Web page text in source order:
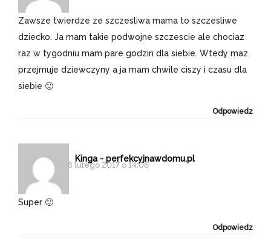
Zawsze twierdze ze szczesliwa mama to szczesliwe
dziecko. Ja mam takie podwojne szczescie ale chociaz
raz w tygodniu mam pare godzin dla siebie. Wtedy maz
przejmuje dziewczyny a ja mam chwile ciszy i czasu dla
siebie 🙂
Odpowiedz
Kinga - perfekcyjnawdomu.pl
8 lutego 2017 o 14:06
Super 🙂
Odpowiedz